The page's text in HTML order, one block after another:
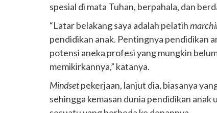
spesial di mata Tuhan, berpahala, dan
“Latar belakang saya adalah pelatih
pendidikan anak. Pentingnya pendidikan
potensi aneka profesi yang mungkin
memikirkannya,” katanya.
Mindsetpekerjaan, lanjut dia, biasanya
sehingga kemasan dunia pendidikan